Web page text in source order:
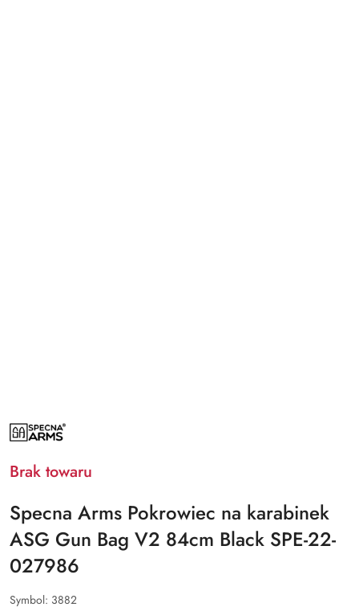
NAZWA
PRODUCENTA:
ARMS
Brak towaru
Specna Arms Pokrowiec na karabinek
ASG Gun Bag V2 84cm Black SPE-22-
027986
Symbol: 3882